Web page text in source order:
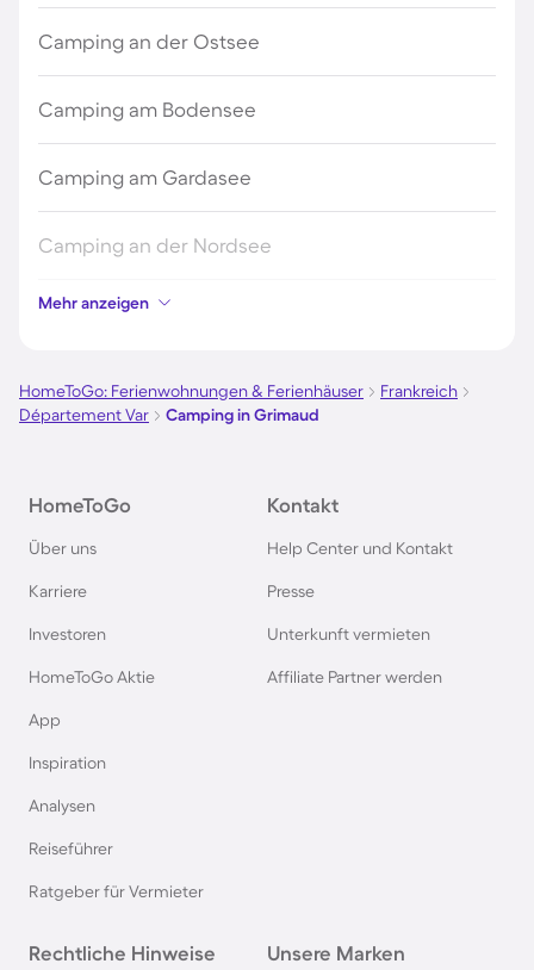
Camping an der Ostsee
Camping am Bodensee
Camping am Gardasee
Camping an der Nordsee
Camping in Kroatien
Camping auf Fehmarn
Camping im Harz
Camping auf Usedom
Camping in Schweden
Camping in Holland
Mehr anzeigen
HomeToGo: Ferienwohnungen & Ferienhäuser
Frankreich
Département Var
Camping in Grimaud
HomeToGo
Über uns
Karriere
Investoren
HomeToGo Aktie
App
Inspiration
Analysen
Reiseführer
Ratgeber für Vermieter
Kontakt
Help Center und Kontakt
Presse
Unterkunft vermieten
Affiliate Partner werden
Rechtliche Hinweise Unsere Marken